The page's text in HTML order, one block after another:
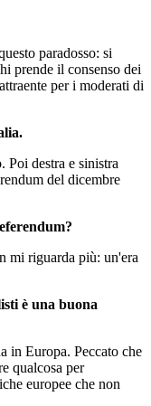
paradosso: si
prende il consenso dei
per i moderati di
destra e sinistra
del dicembre
mi riguarda più: un'era
è una buona
in Europa. Peccato che
qualcosa per
europee che non